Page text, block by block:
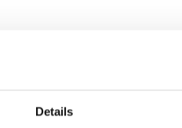
Details